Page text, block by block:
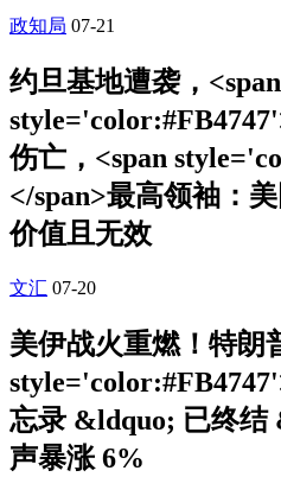
政知局 07-21
约旦基地遭袭，<span
伤亡，<span
</span>最高领袖：
价值且无效
文汇 07-20
美伊战火重燃！特朗
忘录 &ldquo; 已终结
声暴涨 6%